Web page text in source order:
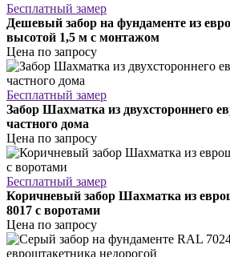
Бесплатный замер
Дешевый забор на фундаменте из
высотой 1,5 м с монтажом
Цена по запросу
Бесплатный замер
Забор Шахматка из двухстороннего
частного дома
Цена по запросу
Бесплатный замер
Коричневый забор Шахматка из
8017 с воротами
Цена по запросу